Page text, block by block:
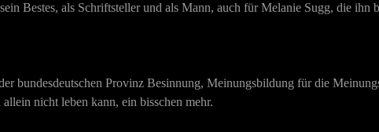
Bestes, als Schriftsteller und als Mann, auch für Melanie Sugg, die
bundesdeutschen Provinz Besinnung, Meinungsbildung für die
nicht leben kann, ein bisschen mehr.